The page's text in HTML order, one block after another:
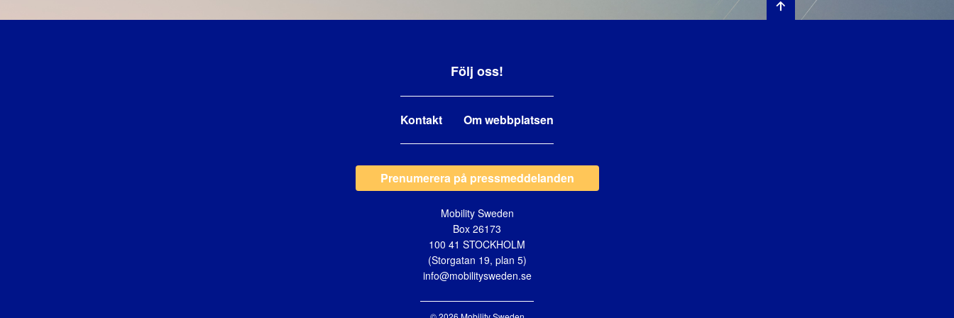
Följ oss!
Kontakt Om webbplatsen
Prenumerera på pressmeddelanden
Mobility Sweden
Box 26173
100 41 STOCKHOLM
(Storgatan 19, plan 5)
info@mobilitysweden.se